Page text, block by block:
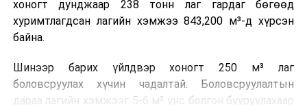
онол, практик хосолсон хэлбэрээр зохион байгуулж
байна.
зохион байгуулах Үндэсний хорооны Ажлын алба,
Нийслэлийн тээврийн газар, Автотээврийн үндэсний
хоногт дунджаар 238 тонн лаг гардаг бөгөөд
хуримтлагдсан лагийн хэмжээ 843,200 м³-д хүрсэн
байна.
Шинээр барих үйлдвэр хоногт 250 м³ лаг
боловсруулах хүчин чадалтай. Боловсруулалтын
дараа лагийн хэмжээг 5-6 м³ үнс болгон бууруулахаар